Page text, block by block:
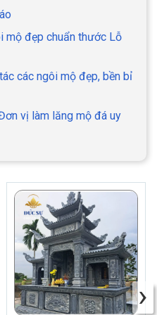
mộ đẹp chuẩn thước Lỗ
các ngôi mộ đẹp, bền bỉ
vị làm lăng mộ đá uy
›